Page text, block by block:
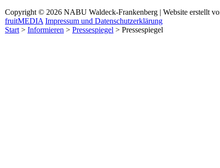
Copyright © 2026 NABU Waldeck-Frankenberg | Website erstellt
fruitMEDIA Impressum und Datenschutzerklärung
Start > Informieren > Pressespiegel > Pressespiegel